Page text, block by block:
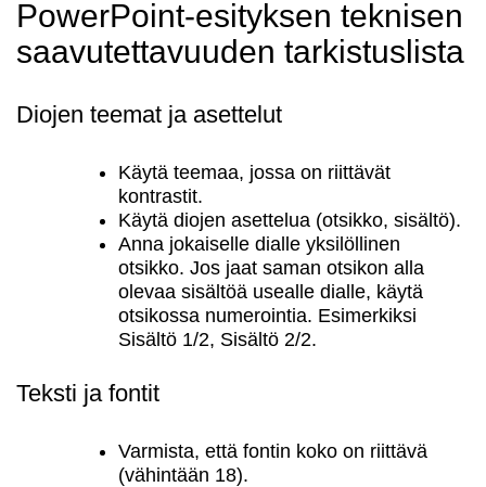
6.5.2021
Katso miltä
uudistuva DigiCampus.fi-
saavutettavuus
korkeakoulussa -webinaari
21.5.2021
29.6.2021
DigiCampus.fi
1.7.2021 lähtien
PowerPoint-esityksen teknisen
saavutettavuuden tarkistuslista
Diojen teemat ja asettelut
Käytä teemaa, jossa on riittävät
kontrastit.
Käytä diojen asettelua (otsikko, sisältö).
Anna jokaiselle dialle yksilöllinen
otsikko. Jos jaat saman otsikon alla
olevaa sisältöä usealle dialle, käytä
otsikossa numerointia. Esimerkiksi
Sisältö 1/2, Sisältö 2/2.
Teksti ja fontit
Varmista, että fontin koko on riittävä
(vähintään 18).